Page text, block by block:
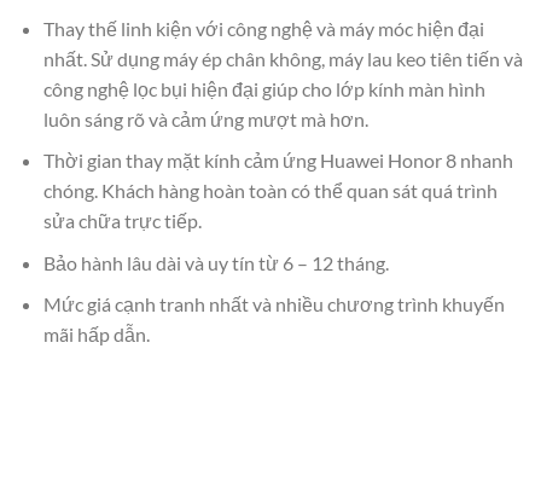
Thay thế linh kiện với công nghệ và máy móc hiện đại
nhất. Sử dụng máy ép chân không, máy lau keo tiên tiến và
công nghệ lọc bụi hiện đại giúp cho lớp kính màn hình
luôn sáng rõ và cảm ứng mượt mà hơn.
Thời gian thay mặt kính cảm ứng Huawei Honor 8 nhanh
chóng. Khách hàng hoàn toàn có thể quan sát quá trình
sửa chữa trực tiếp.
Bảo hành lâu dài và uy tín từ 6 – 12 tháng.
Mức giá cạnh tranh nhất và nhiều chương trình khuyến
mãi hấp dẫn.